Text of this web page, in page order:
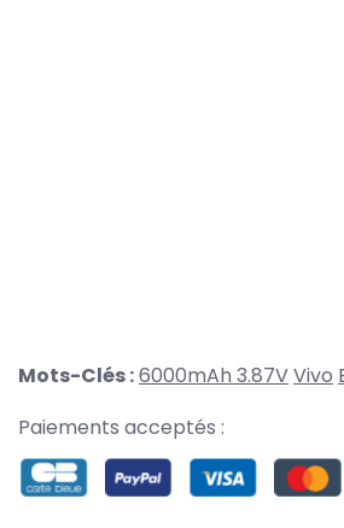
Mots-Clés :6000mAh 3.87VVivo
Paiements acceptés :